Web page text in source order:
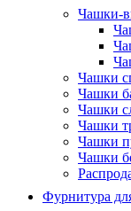
Чашки-
Чашки
Чашки
Чашки
Чашки
Чашки
Чашки
Фурнитура